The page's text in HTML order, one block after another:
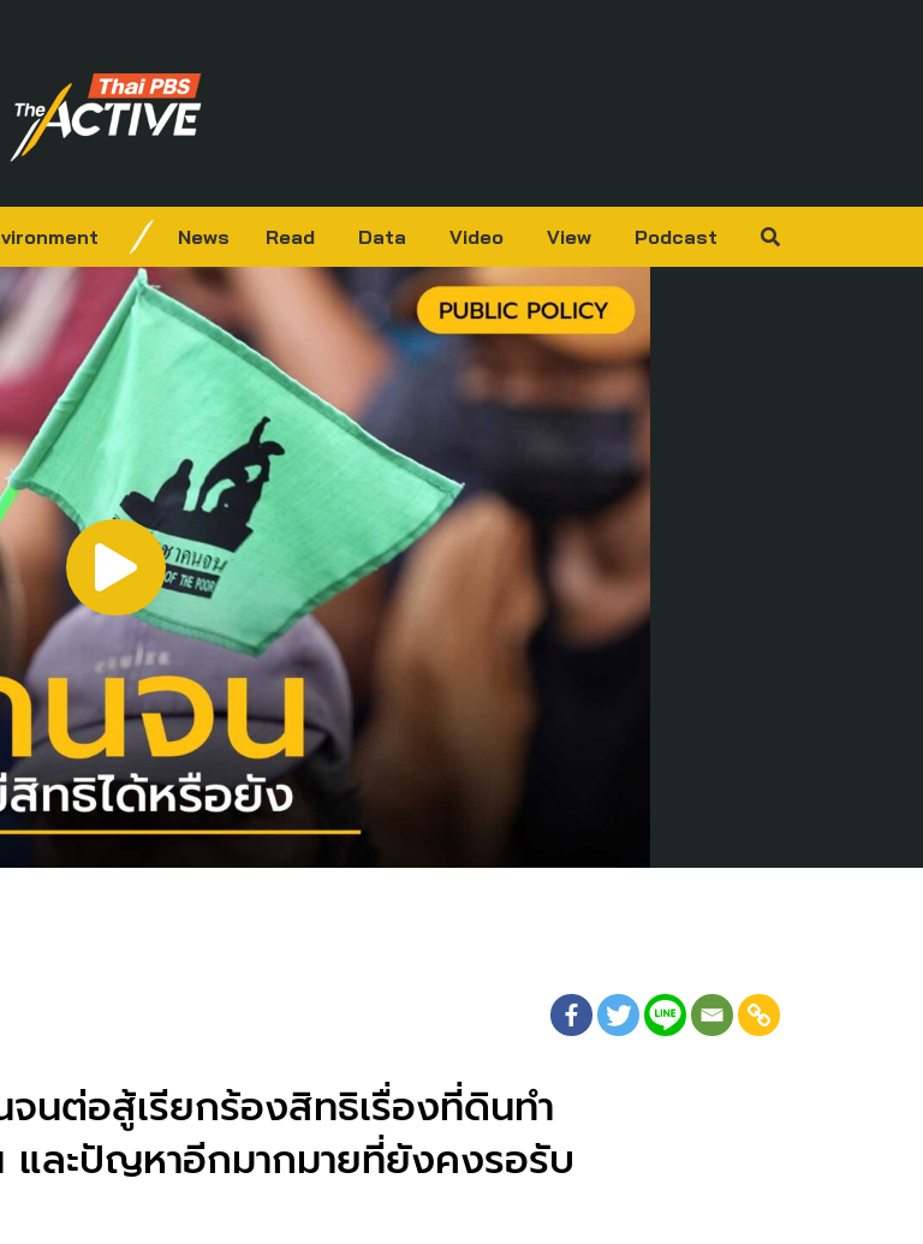
News Read Data Video View Podcast
นต่อสู้เรียกร้องสิทธิเรื่องที่ดินทำ
ละปัญหาอีกมากมายที่ยังคงรอรับ